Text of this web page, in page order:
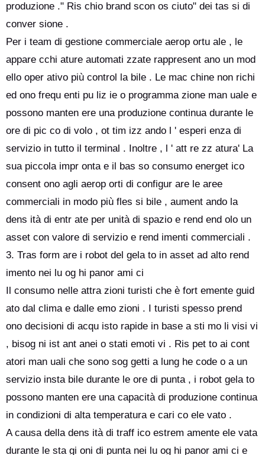
produzione ." Ris chio brand scon os ciuto" dei tas si di
conver sione .
Per i team di gestione commerciale aerop ortu ale , le
appare cchi ature automati zzate rappresent ano un mod
ello oper ativo più control la bile . Le mac chine non richi
ed ono frequ enti pu liz ie o programma zione man uale e
possono manten ere una produzione continua durante le
ore di pic co di volo , ot tim izz ando l ' esperi enza di
servizio in tutto il terminal . Inoltre , l ' att re zz atura' La
sua piccola impr onta e il bas so consumo energet ico
consent ono agli aerop orti di configur are le aree
commerciali in modo più fles si bile , aument ando la
dens ità di entr ate per unità di spazio e rend end olo un
asset con valore di servizio e rend imenti commerciali .
3. Tras form are i robot del gela to in asset ad alto rend
imento nei lu og hi panor ami ci
Il consumo nelle attra zioni turisti che è fort emente guid
ato dal clima e dalle emo zioni . I turisti spesso prend
ono decisioni di acqu isto rapide in base a sti mo li visi vi
, bisog ni ist ant anei o stati emoti vi . Ris pet to ai cont
atori man uali che sono sog getti a lung he code o a un
servizio insta bile durante le ore di punta , i robot gela to
possono manten ere una capacità di produzione continua
in condizioni di alta temperatura e cari co ele vato .
A causa della dens ità di traff ico estrem amente ele vata
durante le sta gi oni di punta nei lu og hi panor ami ci e